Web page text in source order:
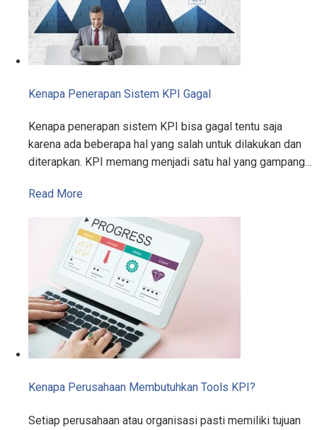
Kenapa Penerapan Sistem KPI Gagal
Kenapa penerapan sistem KPI bisa gagal tentu saja
karena ada beberapa hal yang salah untuk dilakukan dan
diterapkan. KPI memang menjadi satu hal yang gampang…
Read More
Kenapa Perusahaan Membutuhkan Tools KPI?
Setiap perusahaan atau organisasi pasti memiliki tujuan